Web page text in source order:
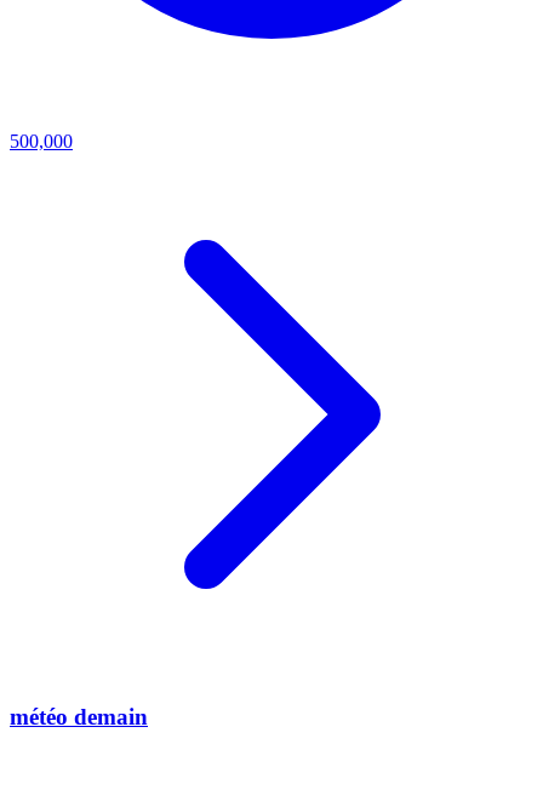
500,000
météo demain